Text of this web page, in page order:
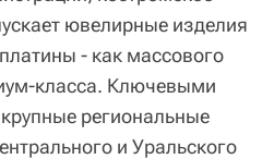
ювелирные изделия
- как массового
класса. Ключевыми
региональные
и Уральского